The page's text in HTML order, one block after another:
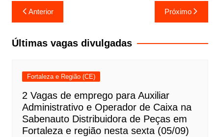
Navegação
de
Post
Anterior Próximo
Últimas vagas divulgadas
Fortaleza e Região (CE)
2 Vagas de emprego para Auxiliar
Administrativo e Operador de Caixa na
Sabenauto Distribuidora de Peças em
Fortaleza e região nesta sexta (05/09)